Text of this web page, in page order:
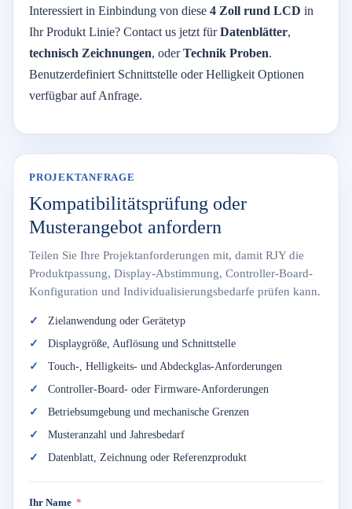
Interessiert in Einbindung von diese 4 Zoll rund LCD in
IhrProdukt Linie? Contact us jetzt fürDatenblätter,
technisch Zeichnungen, oderTechnik Proben.
Benutzerdefiniert Schnittstelle oderHelligkeit Optionen
verfügbaraufAnfrage.
PROJEKTANFRAGE
Kompatibilitätsprüfung oder
Musterangebot anfordern
Teilen Sie Ihre Projektanforderungen mit, damit RJY die
Produktpassung, Display-Abstimmung, Controller-Board-
Konfiguration und Individualisierungsbedarfe prüfen kann.
Zielanwendung oder Gerätetyp
Displaygröße, Auflösung und Schnittstelle
Touch-, Helligkeits- und Abdeckglas-Anforderungen
Controller-Board- oder Firmware-Anforderungen
Betriebsumgebung und mechanische Grenzen
Musteranzahl und Jahresbedarf
Datenblatt, Zeichnung oder Referenzprodukt
Ihr Name